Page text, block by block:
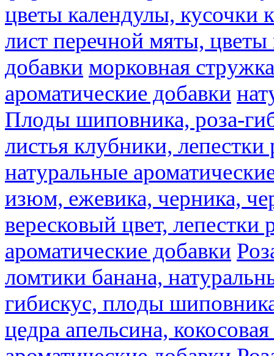
цветы календулы, кусочки
лист перечной мяты,
добавки морковная стружка
ароматические добавки
Плоды шиповника, роза-
листья клубники,
натуральные
изюм, ежевика, черника,
вересковый цвет, лепестки
ароматические добавки
ломтики банана,
гибискус, плоды
цедра апельсина,